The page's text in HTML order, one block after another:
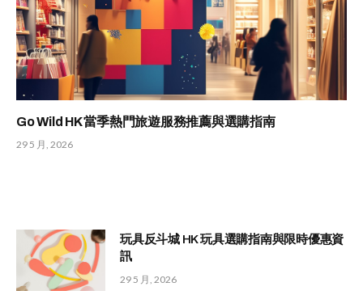
Go Wild HK 當季熱門旅遊服務推薦與選購指南
29 5 月, 2026
玩具反斗城 HK 玩具選購指南與限時優惠資
訊
29 5 月, 2026